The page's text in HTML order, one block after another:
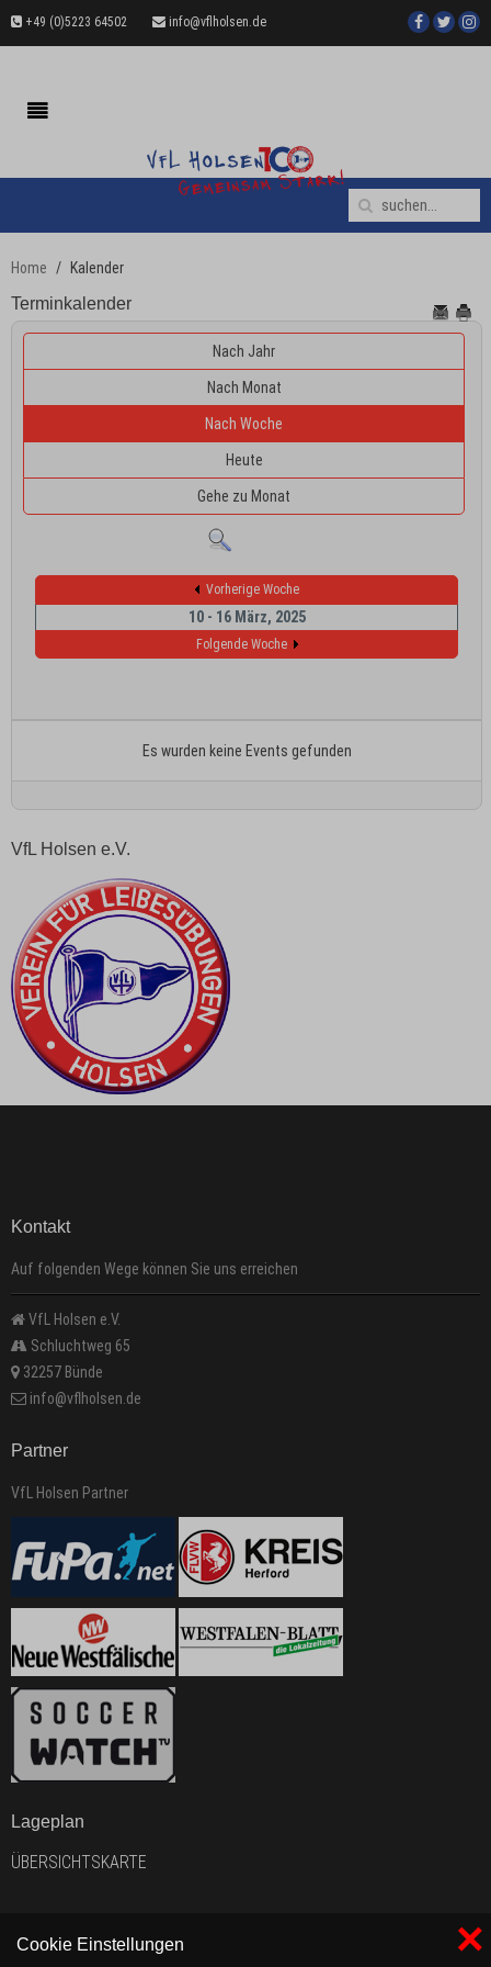
+49 (0)5223 64502 info@vflholsen.de
×
Cookie Einstellungen
Home Kalender
Terminkalender
Nach Jahr
Nach Monat
Nach Woche
Heute
Gehe zu Monat
Vorherige Woche
10 - 16 März, 2025
Folgende Woche
Es wurden keine Events gefunden
VfL Holsen e.V.
Kontakt
Auf folgenden Wege können Sie uns erreichen
VfL Holsen e.V.
Schluchtweg 65
32257 Bünde
info@vflholsen.de
Partner
VfL Holsen Partner
Lageplan
ÜBERSICHTSKARTE